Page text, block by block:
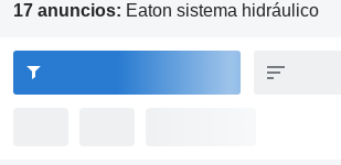
17 anuncios: Eaton sistema hidráulico